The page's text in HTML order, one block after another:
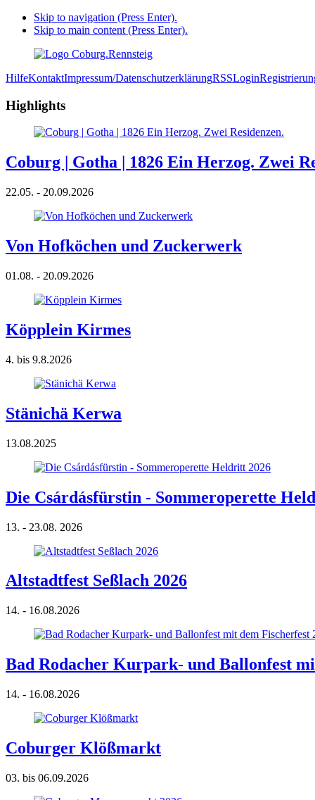
Skip to navigation (Press Enter).
Skip to main content (Press Enter).
HilfeKontaktImpressum/DatenschutzerklärungRSSLogin
Highlights
Coburg | Gotha | 1826 Ein Herzog. Zwei
22.05. - 20.09.2026
Von Hofköchen und Zuckerwerk
01.08. - 20.09.2026
Köpplein Kirmes
4. bis 9.8.2026
Stänichä Kerwa
13.08.2025
Die Csárdásfürstin - Sommeroperette
13. - 23.08. 2026
Altstadtfest Seßlach 2026
14. - 16.08.2026
Bad Rodacher Kurpark- und Ballonfest
14. - 16.08.2026
Coburger Klößmarkt
03. bis 06.09.2026